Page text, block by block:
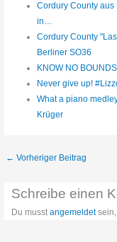
Cordury County
in…
Cordury County
Berliner SO36
KNOW NO
Never give up!
What a piano
Krüger
← Vorheriger Beitrag
Schreibe einen
Du musstangemeldetsein,